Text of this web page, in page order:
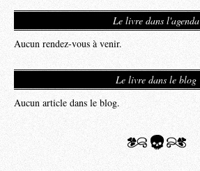
Le livre dans l'agenda
Aucun rendez-vous à venir.
Le livre dans le blog
Aucun article dans le blog.